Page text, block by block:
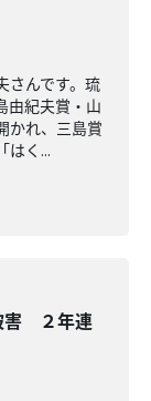
さんです。琉
由紀夫賞・山
かれ、三島賞
はく...
害 ２年連